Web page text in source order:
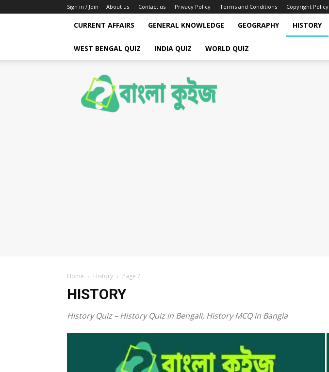
Sign in / Join About us Contact us Privacy Policy Terms and Conditions Copyright Policy
CURRENT AFFAIRS GENERAL KNOWLEDGE GEOGRAPHY HISTORY
WEST BENGAL QUIZ INDIA QUIZ WORLD QUIZ
Bengali
Quiz
Home History Page 7
HISTORY
History Quiz – History Quiz in Bengali, History MCQ in Bangla